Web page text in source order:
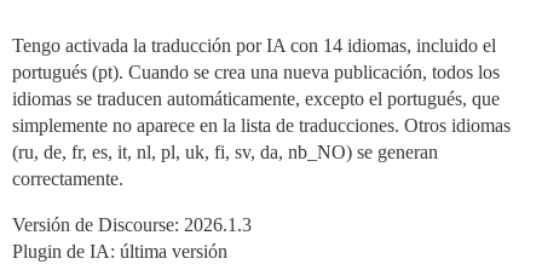
Tengo activada la traducción por IA con 14 idiomas, incluido el
portugués (pt). Cuando se crea una nueva publicación, todos los
idiomas se traducen automáticamente, excepto el portugués, que
simplemente no aparece en la lista de traducciones. Otros idiomas
(ru, de, fr, es, it, nl, pl, uk, fi, sv, da, nb_NO) se generan
correctamente.
Versión de Discourse: 2026.1.3
Plugin de IA: última versión